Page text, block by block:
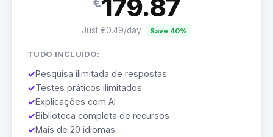
179.87
Just €0.49/day Save 40%
TUDO INCLUÍDO:
✓Pesquisa ilimitada de respostas
✓Testes práticos ilimitados
✓Explicações com AI
✓Biblioteca completa de recursos
✓Mais de 20 idiomas